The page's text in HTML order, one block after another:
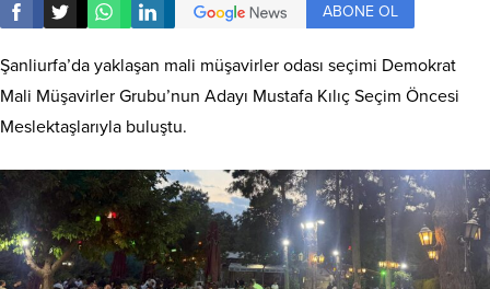
ABONE OL
Şanliurfa’da yaklaşan mali müşavirler odası seçimi Demokrat
Mali Müşavirler Grubu’nun Adayı Mustafa Kılıç Seçim Öncesi
Meslektaşlarıyla buluştu.